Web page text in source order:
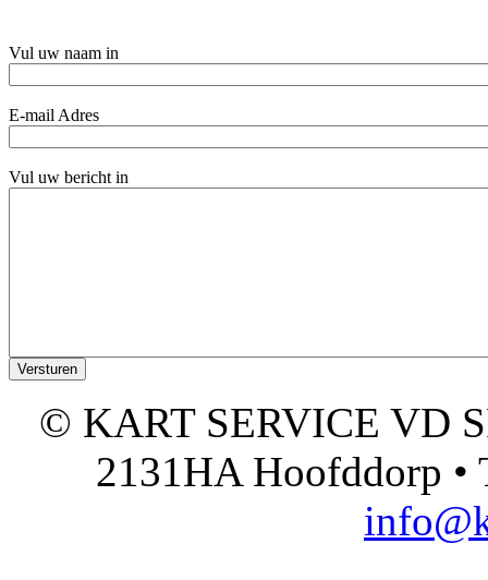
Vul uw naam in
E-mail Adres
Vul uw bericht in
© KART SERVICE VD
2131HA Hoofddorp •